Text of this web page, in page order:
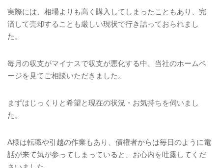
実際には、相場よりも高く購入してしまったこともあり、完
済して売却することも厳しい現状で行き詰っておられまし
た。
毎月の収支がマイナスで収支が悪化する中、当社のホームペ
ージを見てご相談いただきました。
まずはじっくりと希望と現在の状況・お気持ちを伺いまし
た。
A様は転職や引越の作業もあり、債権者からは毎日のように電
話が来て気が参ってしまっていると、お心内を吐露してくだ